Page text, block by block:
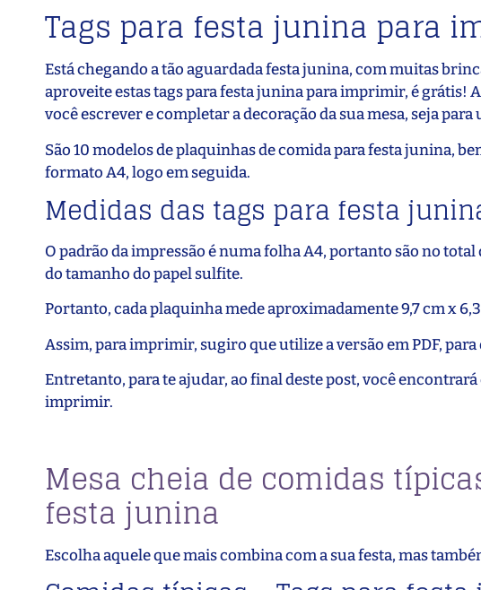
Tags para festa junina para
Está chegando a tão aguardada festa junina, com muitas
aproveite estas tags para festa junina para imprimir, é grátis!
você escrever e completar a decoração da sua mesa, seja
São 10 modelos de plaquinhas de comida para festa junina,
formato A4, logo em seguida.
Medidas das tags para festa
O padrão da impressão é numa folha A4, portanto são no
do tamanho do papel sulfite.
Portanto, cada plaquinha mede aproximadamente 9,7 cm x
Assim, para imprimir, sugiro que utilize a versão em PDF,
Entretanto, para te ajudar, ao final deste post, você
imprimir.
Mesa cheia de comidas
festa junina
Escolha aquele que mais combina com a sua festa, mas